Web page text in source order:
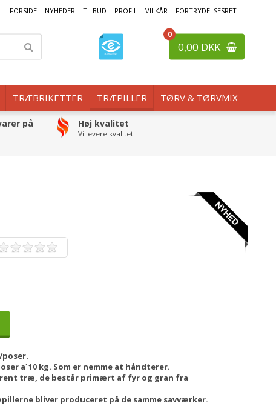
0
0,00 DKK
FORSIDE NYHEDER TILBUD PROFIL VILKÅR FORTRYDELSESRET
TRÆBRIKETTER TRÆPILLER TØRV & TØRVMIX
på
Høj kvalitet
Vi levere kvalitet
poser.
a´10 kg. Som er nemme at håndterer.
rent træ, de består primært af fyr og gran fra
bliver produceret på de samme savværker.